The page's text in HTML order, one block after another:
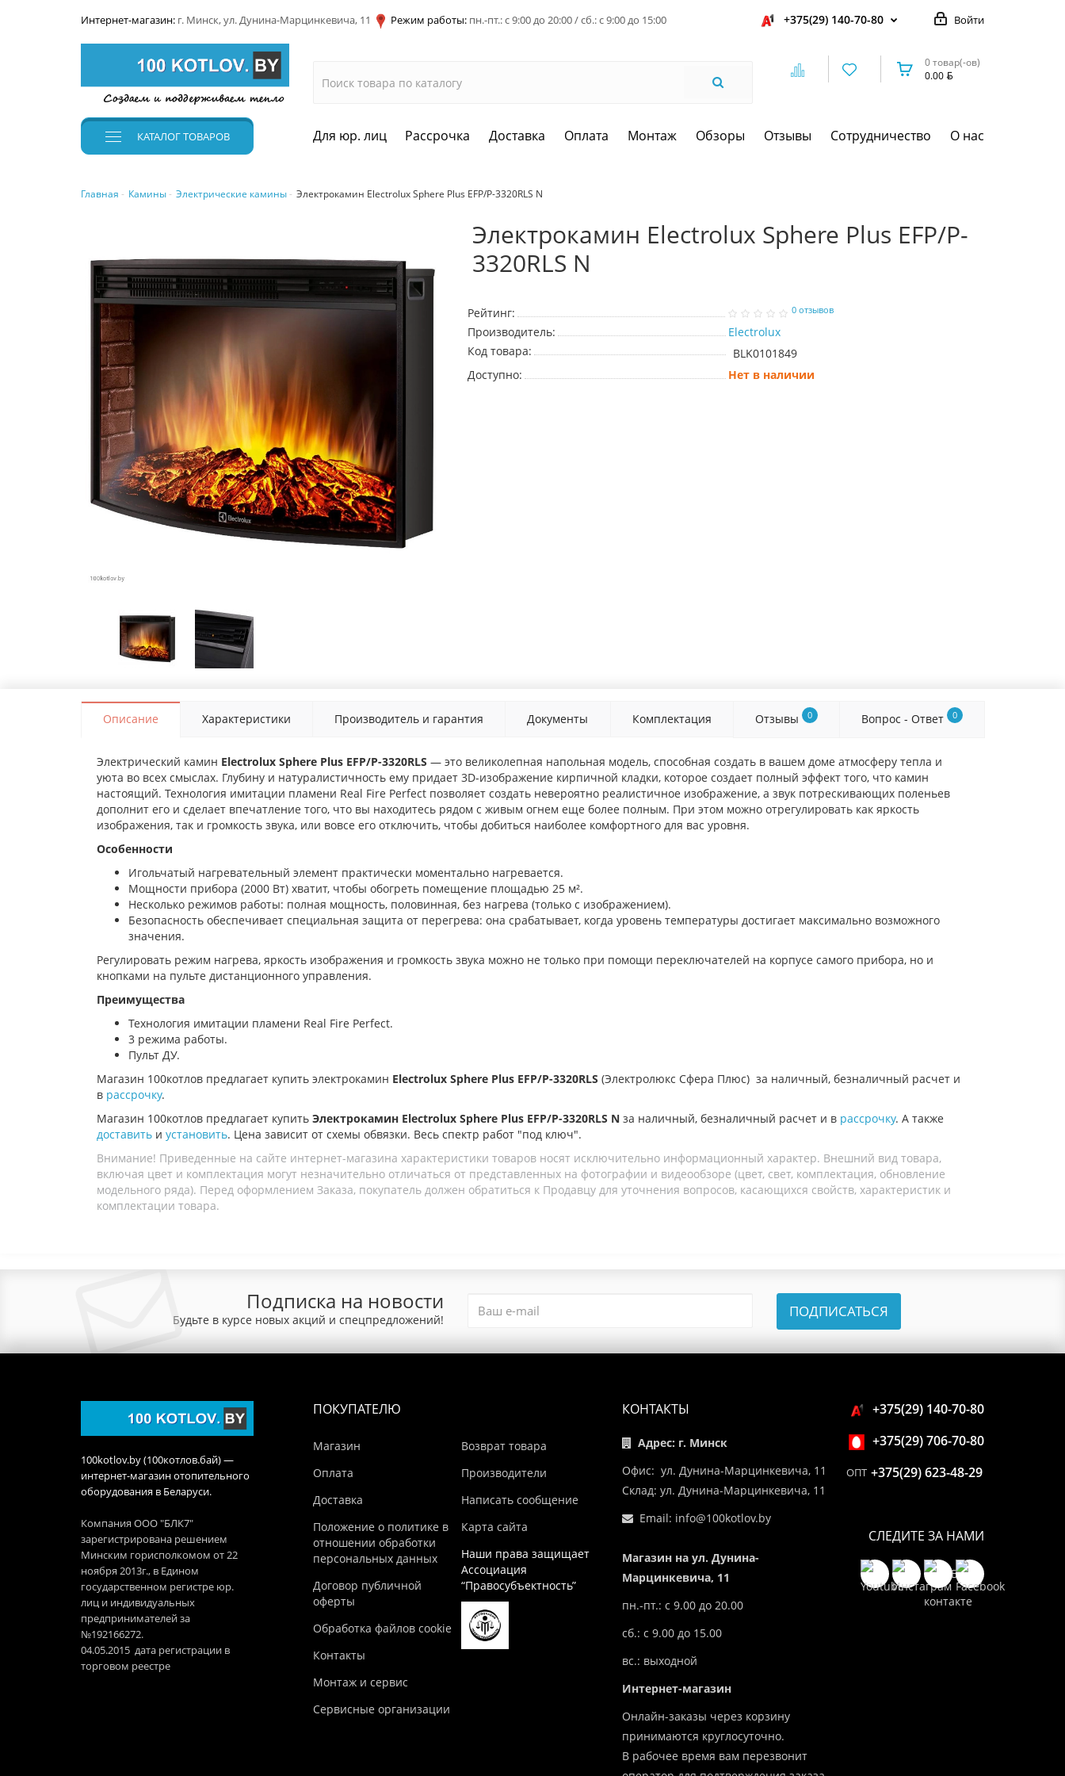
Интернет-магазин: г. Минск, ул. Дунина-Марцинкевича, 11 Режим работы: пн.-пт.: с 9:00 до 20:00 / сб.: с 9:00 до 15:00 Войти
+375(29) 140-70-80
0 товар(-ов)
0.00
КАТАЛОГТОВАРОВ Для юр. лиц Рассрочка Доставка Оплата Монтаж Обзоры Отзывы Сотрудничество О нас
Главная Камины Электрические камины Электрокамин Electrolux Sphere Plus EFP/P-3320RLS N
Электрокамин Electrolux Sphere Plus EFP/P-
3320RLS N
Рейтинг: 0 отзывов
Производитель:
Electrolux
Код товара:
BLK0101849
Доступно:
Нет в наличии
Описание Характеристики Производитель и гарантия Документы Комплектация Отзывы 0 Вопрос - Ответ 0
Электрический камин Electrolux Sphere Plus EFP/P-3320RLS — это великолепная напольная модель, способная создать в вашем доме атмосферу тепла и
уюта во всех смыслах. Глубину и натуралистичность ему придает 3D-изображение кирпичной кладки, которое создает полный эффект того, что камин
настоящий. Технология имитации пламени Real Fire Perfect позволяет создать невероятно реалистичное изображение, а звук потрескивающих поленьев
дополнит его и сделает впечатление того, что вы находитесь рядом с живым огнем еще более полным. При этом можно отрегулировать как яркость
изображения, так и громкость звука, или вовсе его отключить, чтобы добиться наиболее комфортного для вас уровня.
Особенности
Игольчатый нагревательный элемент практически моментально нагревается.
Мощности прибора (2000 Вт) хватит, чтобы обогреть помещение площадью 25 м².
Несколько режимов работы: полная мощность, половинная, без нагрева (только с изображением).
Безопасность обеспечивает специальная защита от перегрева: она срабатывает, когда уровень температуры достигает максимально возможного
значения.
Регулировать режим нагрева, яркость изображения и громкость звука можно не только при помощи переключателей на корпусе самого прибора, но и
кнопками на пульте дистанционного управления.
Преимущества
Технология имитации пламени Real Fire Perfect.
3 режима работы.
Пульт ДУ.
Магазин 100котлов предлагает купить электрокамин Electrolux Sphere Plus EFP/P-3320RLS (Электролюкс Сфера Плюс) за наличный, безналичный расчет и
в рассрочку.
Магазин 100котлов предлагает купить Электрокамин Electrolux Sphere Plus EFP/P-3320RLS N за наличный, безналичный расчет и в рассрочку. А также
доставить и установить. Цена зависит от схемы обвязки. Весь спектр работ "под ключ".
Внимание! Приведенные на сайте интернет-магазина характеристики товаров носят исключительно информационный характер. Внешний вид товара,
включая цвет и комплектация могут незначительно отличаться от представленных на фотографии и видеообзоре (цвет, свет, комплектация, обновление
модельного ряда). Перед оформлением Заказа, покупатель должен обратиться к Продавцу для уточнения вопросов, касающихся свойств, характеристик и
комплектации товара.
Подписка на новости
Будьте в курсе новых акций и спецпредложений! ПОДПИСАТЬСЯ
100kotlov.by (100котлов.бай) —
интернет-магазин отопительного
оборудования в Беларуси.
Компания ООО "БЛК7"
зарегистрирована решением
Минским горисполкомом от 22
ноября 2013г., в Едином
государственном регистре юр.
лиц и индивидуальных
предпринимателей за
№192166272.
04.05.2015 дата регистрации в
торговом реестре
ПОКУПАТЕЛЮ
Магазин
Оплата
Доставка
Положение о политике в
отношении обработки
персональных данных
Договор публичной
оферты
Обработка файлов cookie
Контакты
Монтаж и сервис
Сервисные организации
Возврат товара
Производители
Написать сообщение
Карта сайта
Наши права защищает
Ассоциация
“Правосубъектность”
КОНТАКТЫ
Адрес: г. Минск
Офис: ул. Дунина-Марцинкевича, 11
Склад: ул. Дунина-Марцинкевича, 11
Email: info@100kotlov.by
Магазин на ул. Дунина-
Марцинкевича, 11
пн.-пт.: с 9.00 до 20.00
сб.: с 9.00 до 15.00
вс.: выходной
Интернет-магазин
Онлайн-заказы через корзину
принимаются круглосуточно.
В рабочее время вам перезвонит
+375(29) 140-70-80
+375(29) 706-70-80
ОПТ +375(29) 623-48-29
СЛЕДИТЕ ЗА НАМИ